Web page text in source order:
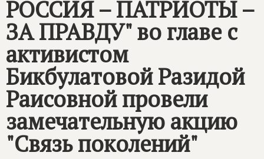
РОССИЯ – ПАТРИОТЫ –
ЗА ПРАВДУ" во главе с
активистом
Бикбулатовой Разидой
Раисовной провели
замечательную акцию
"Связь поколений"